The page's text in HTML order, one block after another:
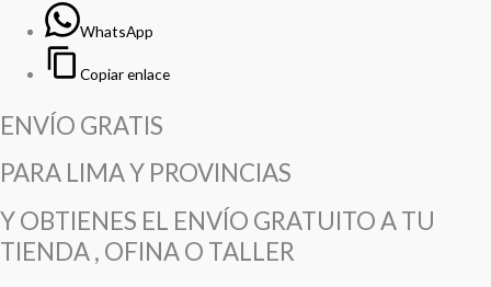
WhatsApp
Copiar enlace
ENVÍO GRATIS
PARA LIMA Y PROVINCIAS
Y OBTIENES EL ENVÍO GRATUITO A TU
TIENDA , OFINA O TALLER